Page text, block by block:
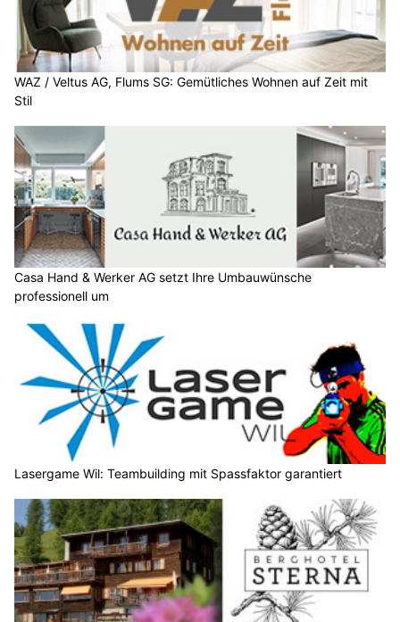
WAZ / Veltus AG, Flums SG: Gemütliches Wohnen auf Zeit mit
Stil
Casa Hand & Werker AG setzt Ihre Umbauwünsche
professionell um
Lasergame Wil: Teambuilding mit Spassfaktor garantiert